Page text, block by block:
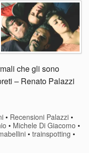
che gli sono
– Renato Palazzi
• Recensioni Palazzi•
• Michele Di Giacomo •
• trainspotting •